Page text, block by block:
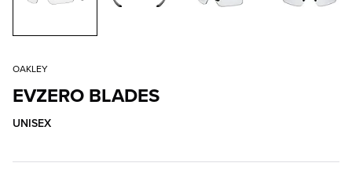
OAKLEY
EVZERO BLADES
UNISEX